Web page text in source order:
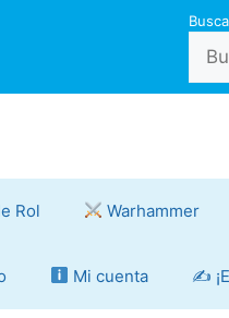
Rol Warhammer
Mi cuenta ✍️